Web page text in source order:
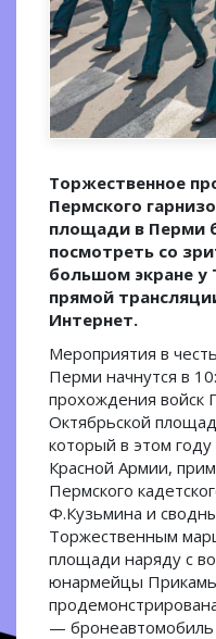
Торжественное
Пермского
площади в Перми
посмотреть со
большом экране у
прямой
Интернет.
Мероприятия в
Перми начнутся в
прохождения войск
Октябрьской
который в этом
Красной Армии,
Пермского
Ф.Кузьмина и
Торжественным
площади наряду с
юнармейцы
— бронеавтомобиль